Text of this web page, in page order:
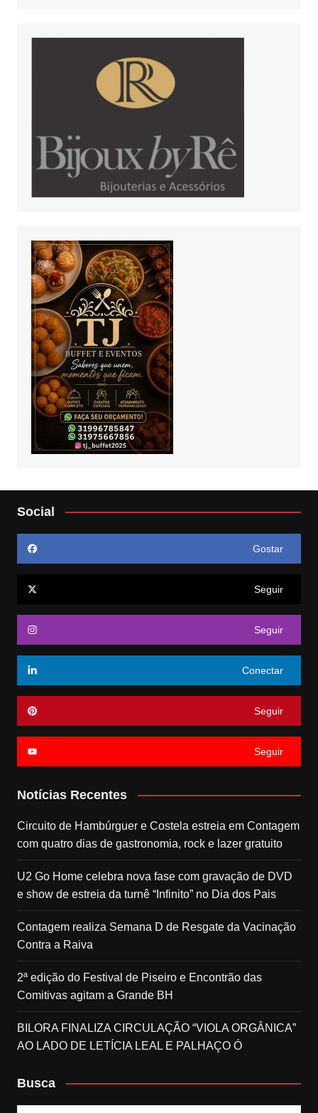
Social
Gostar
Seguir
Seguir
Conectar
Seguir
Seguir
Notícias Recentes
Circuito de Hambúrguer e Costela estreia em Contagem
com quatro dias de gastronomia, rock e lazer gratuito
U2 Go Home celebra nova fase com gravação de DVD
e show de estreia da turnê “Infinito” no Dia dos Pais
Contagem realiza Semana D de Resgate da Vacinação
Contra a Raiva
2ª edição do Festival de Piseiro e Encontrão das
Comitivas agitam a Grande BH
BILORA FINALIZA CIRCULAÇÃO “VIOLA ORGÂNICA”
AO LADO DE LETÍCIA LEAL E PALHAÇO Ó
Busca